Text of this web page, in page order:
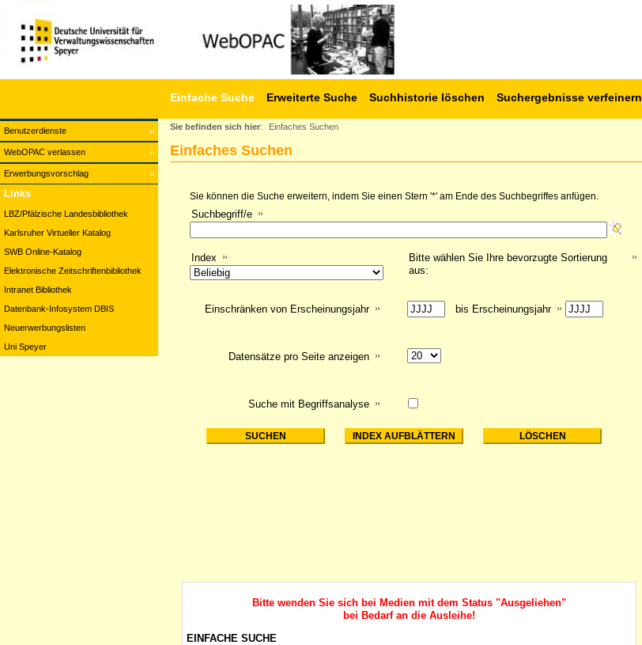
Benutzerdienste
WebOPAC verlassen
Erwerbungsvorschlag
Einfache Suche Erweiterte Suche Suchhistorie löschen Suchergebnisse verfeinern
Links
LBZ/Pfälzische Landesbibliothek
Karlsruher Virtueller Katalog
SWB Online-Katalog
Elektronische Zeitschriftenbibliothek
Intranet Bibliothek
Datenbank-Infosystem DBIS
Neuerwerbungslisten
Uni Speyer
Sie befinden sich hier: Einfaches Suchen
Einfaches Suchen
Sie können die Suche erweitern, indem Sie einen Stern '*' am Ende des Suchbegriffes anfügen.
Suchbegriff/e
Index
Bitte wählen Sie Ihre bevorzugte Sortierung
aus:
Suche mit Begriffsanalyse
Einschränken von Erscheinungsjahr bis Erscheinungsjahr
Datensätze pro Seite anzeigen
Bitte wenden Sie sich bei Medien mit dem Status "Ausgeliehen"
bei Bedarf an die Ausleihe!
EINFACHE SUCHE